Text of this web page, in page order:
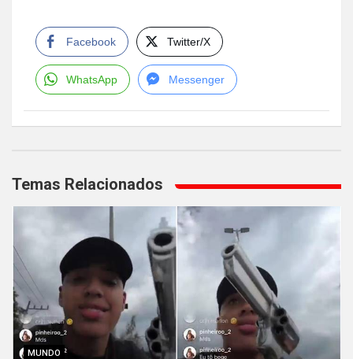
Facebook Twitter/X
WhatsApp Messenger
de
entradas
Temas Relacionados
MUNDO